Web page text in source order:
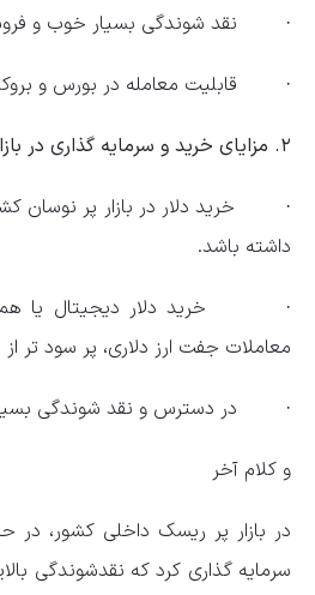
· نقد شوندگی بسیار خوب و
· قابلیت معامله در بورس و بروکر
۲. مزایای خرید و سرمایه گذاری در
· خرید دلار در بازار پر نوسان
داشته باشد.
· خرید دلار دیجیتال یا همان
معاملات جفت ارز دلاری، پر سود تر
· در دسترس و نقد شوندگی بسیار
و کلام آخر
در بازار پر ریسک داخلی کشور،
سرمایه گذاری کرد که نقدشوندگی